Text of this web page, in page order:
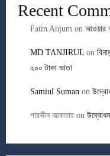
Recent
Fatin Anjum on আওয়ার
MD TANJIRUL on
২০০ টাকা ভাতা
Samiul Suman on
পারভীন আকতার on